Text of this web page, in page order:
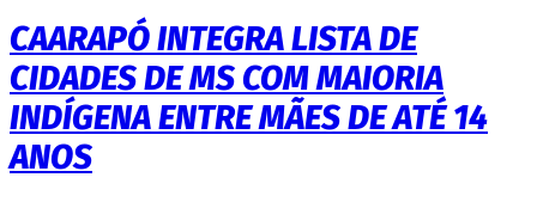
CAARAPÓ INTEGRA LISTA DE
CIDADES DE MS COM MAIORIA
INDÍGENA ENTRE MÃES DE ATÉ 14
ANOS